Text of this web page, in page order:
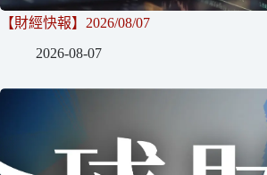
【財經快報】2026/08/07
2026-08-07